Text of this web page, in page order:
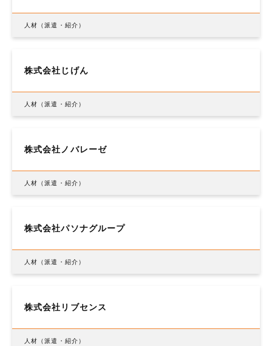
人材（派遣・紹介）
株式会社じげん
人材（派遣・紹介）
株式会社ノバレーゼ
人材（派遣・紹介）
株式会社パソナグループ
人材（派遣・紹介）
株式会社リブセンス
人材（派遣・紹介）